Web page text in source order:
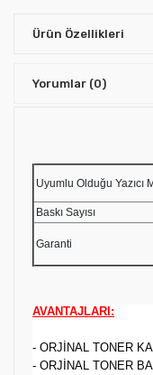
Ürün Özellikleri
Yorumlar (0)
Uyumlu Olduğu Yazıcı
Baskı Sayısı
Garanti
AVANTAJLARI:
- ORJİNAL TONER
- ORJİNAL TONER